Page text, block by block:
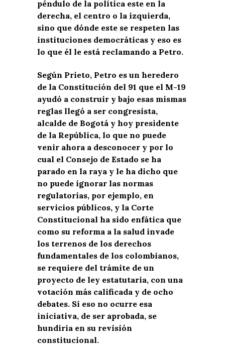
péndulo de la política este en la
derecha, el centro o la izquierda,
sino que dónde este se respeten las
instituciones democráticas y eso es
lo que él le está reclamando a Petro.
Según Prieto, Petro es un heredero
de la Constitución del 91 que el M-19
ayudó a construir y bajo esas mismas
reglas llegó a ser congresista,
alcalde de Bogotá y hoy presidente
de la República, lo que no puede
venir ahora a desconocer y por lo
cual el Consejo de Estado se ha
parado en la raya y le ha dicho que
no puede ignorar las normas
regulatorias, por ejemplo, en
servicios públicos, y la Corte
Constitucional ha sido enfática que
como su reforma a la salud invade
los terrenos de los derechos
fundamentales de los colombianos,
se requiere del trámite de un
proyecto de ley estatutaria, con una
votación más calificada y de ocho
debates. Si eso no ocurre esa
iniciativa, de ser aprobada, se
hundiría en su revisión
constitucional.